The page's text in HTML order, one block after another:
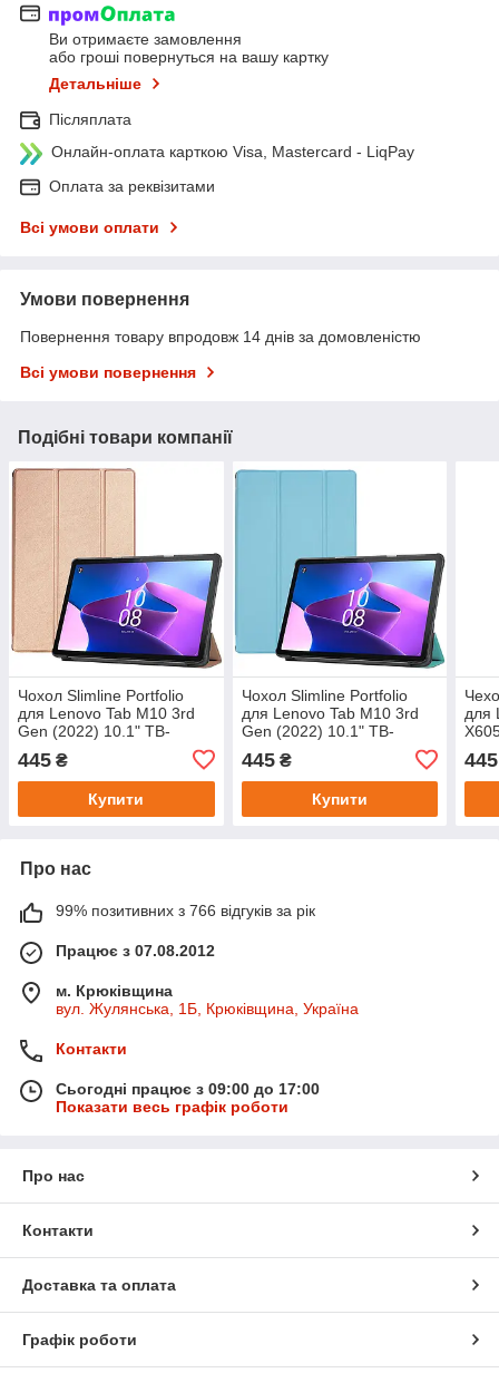
Ви отримаєте замовлення
або гроші повернуться на вашу картку
Детальніше
Післяплата
Онлайн-оплата карткою Visa, Mastercard - LiqPay
Оплата за реквізитами
Всі умови оплати
Умови повернення
Повернення товару впродовж 14 днів за домовленістю
Всі умови повернення
Подібні товари компанії
Чохол Slimline Portfolio
для Lenovo Tab M10 3rd
Gen (2022) 10.1" TB-
Gold
445 ₴
Купити
Чохол Slimline Portfolio
для Lenovo Tab M10 3rd
Gen (2022) 10.1" TB-
445₴
Купити
для
445
Про нас
99% позитивних з 766 відгуків за рік
Працює з 07.08.2012
м. Крюківщина
вул. Жулянська, 1Б, Крюківщина, Україна
Контакти
Сьогодні працює з 09:00 до 17:00
Показати весь графік роботи
Про нас
Контакти
Доставка та оплата
Графік роботи